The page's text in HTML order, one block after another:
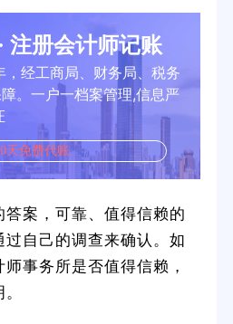
注册会计师记账
经工商局、财务局、税务
。一户一档案管理,信息严
天免费代账
案，可靠、值得信赖的
自己的调查来确认。如
事务所是否值得信赖，